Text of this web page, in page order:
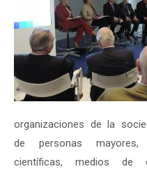
organizaciones de la
de personas mayores,
científicas, medios de